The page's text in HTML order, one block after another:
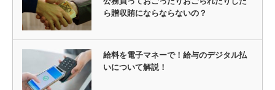
ら贈収賄にならならないの？
給料を電子マネーで！給与のデジタル払
いについて解説！